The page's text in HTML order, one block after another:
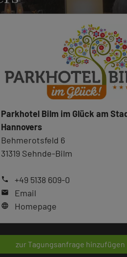
Parkhotel Bilm im Glück am
Hannovers
Behmerotsfeld 6
31319 Sehnde-Bilm
phone +49 5138 609-0
mail Email
language Homepage
zur Tagungsanfrage hinzufügen